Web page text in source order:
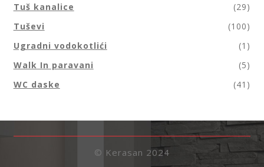
Tuš kanalice
(29)
Tuševi
(100)
Ugradni vodokotlići
(1)
Walk In paravani
(5)
WC daske
(41)
© Kerasan 2024